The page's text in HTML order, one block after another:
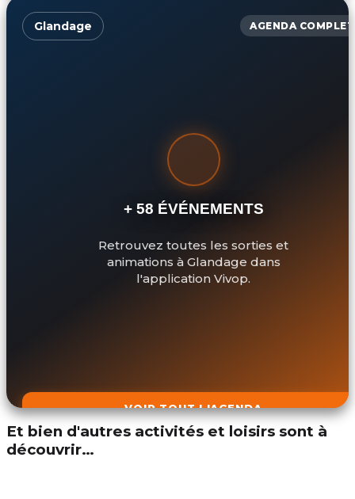
Glandage AGENDA COMPLET
+ 58 ÉVÉNEMENTS
Retrouvez toutes les sorties et
animations à Glandage dans
l'application Vivop.
VOIR TOUT L'AGENDA
Et bien d'autres activités et loisirs sont à
découvrir…